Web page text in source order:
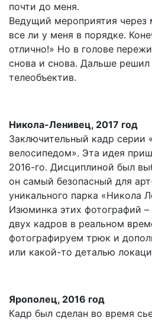
почти до меня.
Ведущий мероприятия через
все ли у меня в порядке.
отлично!» Но в голове
снова и снова. Дальше решил
телеобъектив.
Никола-Ленивец, 2017 год
Заключительный кадр серии
велосипедом». Эта идея
2016-го. Дисциплиной был
он самый безопасный для
уникального парка «Никола
Изюминка этих фотографий –
двух кадров в реальном
фотографируем трюк и
или какой-то деталью
Ярополец, 2016 год
Кадр был сделан во время